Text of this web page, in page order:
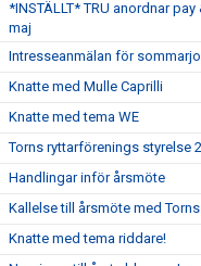
*INSTÄLLT* TRU anordnar
maj
Intresseanmälan för
Knatte med Mulle Caprilli
Knatte med tema WE
Torns ryttarförenings styrelse
Handlingar inför årsmöte
Kallelse till årsmöte med
Knatte med tema riddare!